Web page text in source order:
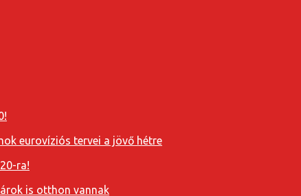
eurovíziós tervei a jövő hétre
ra!
is otthon vannak